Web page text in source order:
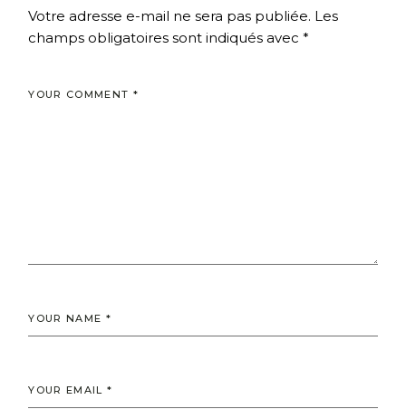
Votre adresse e-mail ne sera pas publiée. Les
champs obligatoires sont indiqués avec*